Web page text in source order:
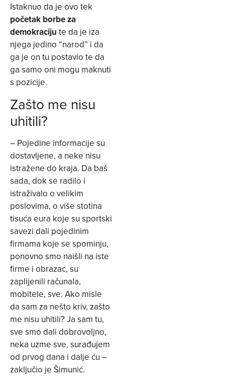
Istaknuo da je ovo tek
početak borbe za
demokraciju te da je iza
njega jedino “narod” i da
ga je on tu postavio te da
ga samo oni mogu maknuti
s pozicije.
Zašto me nisu
uhitili?
– Pojedine informacije su
dostavljene, a neke nisu
istražene do kraja. Da baš
sada, dok se radilo i
istraživalo o velikim
poslovima, o više stotina
tisuća eura koje su sportski
savezi dali pojedinim
firmama koje se spominju,
ponovno smo naišli na iste
firme i obrazac, su
zaplijenili računala,
mobitele, sve. Ako misle
da sam za nešto kriv, zašto
me nisu uhitili? Ja sam tu,
sve smo dali dobrovoljno,
neka uzme sve, surađujem
od prvog dana i dalje ću –
zaključio je Šimunić.